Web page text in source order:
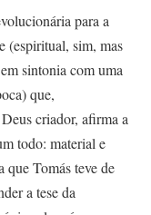
para a
(espiritual, sim, mas
sintonia com uma
que,
criador, afirma a
todo: material e
que Tomás teve de
a tese da